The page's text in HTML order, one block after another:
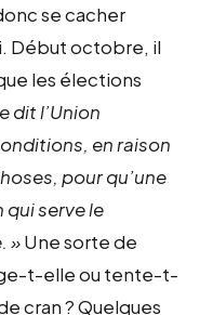
se cacher
Début octobre, il
les élections
dit l’Union
en raison
pour qu’une
serve le
»Une sorte de
t-elle ou tente-t-
cran ? Quelques